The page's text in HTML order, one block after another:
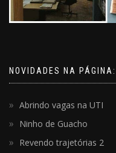
NOVIDADES NA PÁGINA:
Abrindo vagas na UTI
Ninho de Guacho
Revendo trajetórias 2